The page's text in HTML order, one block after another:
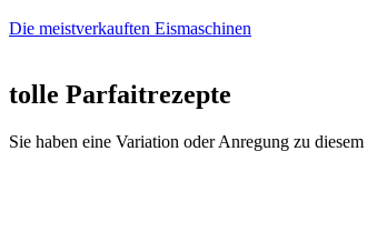
Die meistverkauften Eismaschinen
tolle Parfaitrezepte
Sie haben eine Variation oder Anregung zu diesem